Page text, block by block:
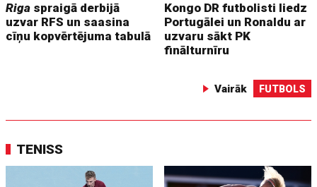
Riga spraigā derbijā
uzvar RFS un saasina
cīņu kopvērtējuma tabulā
Kongo DR futbolisti liedz
Portugālei un Ronaldu ar
uzvaru sākt PK
finālturnīru
Vairāk FUTBOLS
TENISS